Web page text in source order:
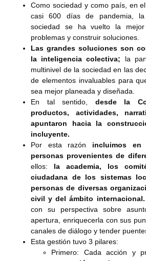
Como sociedad y como país, en
casi 600 días de pandemia,
sociedad se ha vuelto la
problemas y construir soluciones.
Las grandes soluciones son
la inteligencia colectiva; la
multinivel de la sociedad en las
de elementos invaluables para
sea mejor planeada y diseñada.
En tal sentido, desde la
productos, actividades,
apuntaron hacia la
incluyente.
Por esta razón incluimos
personas provenientes de
ellos: la academia, los
ciudadana de los sistemas
personas de diversas
civil y del ámbito internacional.
con su perspectiva sobre
apertura, enriquecerla con sus
canales de diálogo y tender
Esta gestión tuvo 3 pilares:
Primero: Cada acción y